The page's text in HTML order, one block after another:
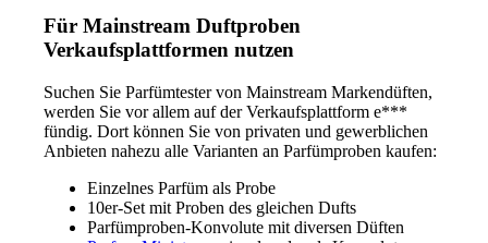
Für Mainstream Duftproben
Verkaufsplattformen nutzen
Suchen Sie Parfümtester von Mainstream Markendüften,
werden Sie vor allem auf der Verkaufsplattform e***
fündig. Dort können Sie von privaten und gewerblichen
Anbieten nahezu alle Varianten an Parfümproben kaufen:
Einzelnes Parfüm als Probe
10er-Set mit Proben des gleichen Dufts
Parfümproben-Konvolute mit diversen Düften